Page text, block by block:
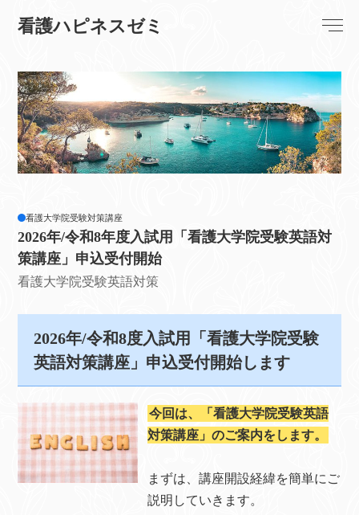
看護ハピネスゼミ
2026年/令和8年度入試用「看護大学院受験英語対
策講座」申込受付開始
看護大学院受験英語対策
看護大学院受験対策講座
2026年/令和8度入試用「看護大学院受験
英語対策講座」申込受付開始します
今回は、「看護大学院受験英語
対策講座」のご案内をします。
まずは、講座開設経緯を簡単にご
説明していきます。